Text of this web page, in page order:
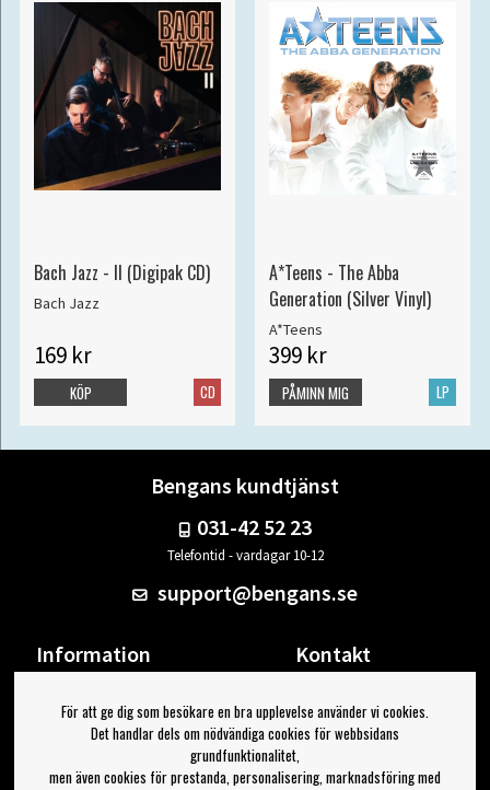
Bach Jazz - II (Digipak CD)
Bach Jazz
169 kr
CD
KÖP
A*Teens - The Abba
Generation (Silver Vinyl)
A*Teens
399 kr
LP
PÅMINN MIG
Bengans kundtjänst
031-42 52 23
Telefontid - vardagar 10-12
support@bengans.se
Information
Om Bengans
FAQ / Köp- & Leveransvillkor
Kontakt
Din sida
Logga ut
För att ge dig som besökare en bra upplevelse använder vi cookies.
Det handlar dels om nödvändiga cookies för webbsidans
grundfunktionalitet,
men även cookies för prestanda, personalisering, marknadsföring med